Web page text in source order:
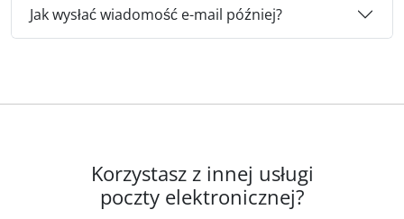
Jak wysłać wiadomość e-mail później?
Korzystasz z innej usługi
poczty elektronicznej?